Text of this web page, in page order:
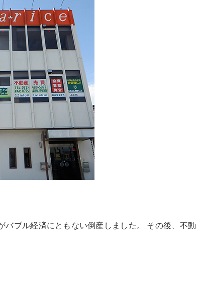
ブル経済にともない倒産しました。 その後、不動